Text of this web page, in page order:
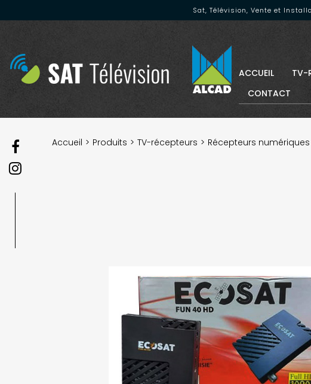
Sat, Télévision, Vente et
ACCUEIL TV-
CONTACT
Accueil Produits TV-récepteurs Récepteurs numériques